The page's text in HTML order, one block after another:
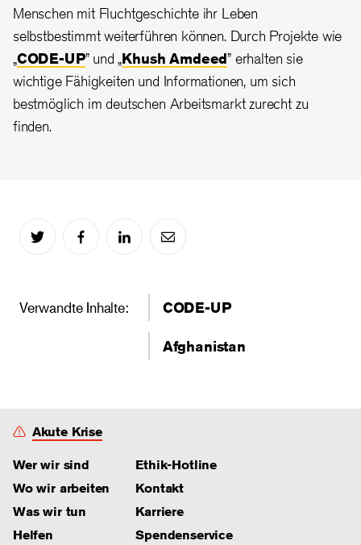
Menschen mit Fluchtgeschichte ihr Leben
selbstbestimmt weiterführen können. Durch Projekte wie
„CODE-UP” und „Khush Amdeed” erhalten sie
wichtige Fähigkeiten und Informationen, um sich
bestmöglich im deutschen Arbeitsmarkt zurecht zu
finden.
Verwandte Inhalte: CODE-UP
Afghanistan
Akute Krise
Wer wir sind
Wo wir arbeiten
Was wir tun
Helfen
Ethik-Hotline
Kontakt
Karriere
Spendenservice